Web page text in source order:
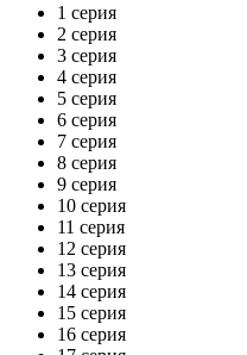
1 серия
2 серия
3 серия
4 серия
5 серия
6 серия
7 серия
8 серия
9 серия
10 серия
11 серия
12 серия
13 серия
14 серия
15 серия
16 серия